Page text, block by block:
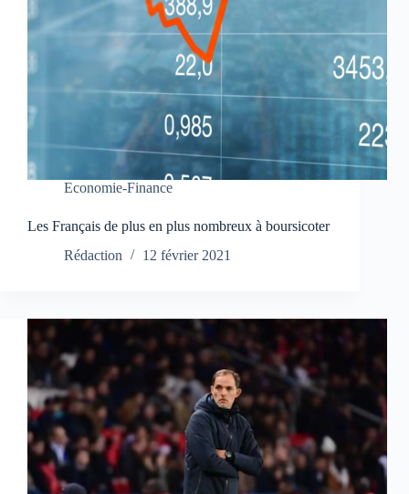
Economie-Finance
Les Français de plus en plus nombreux à boursicoter
Rédaction
12 février 2021